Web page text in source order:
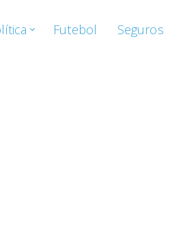
Futebol Seguros